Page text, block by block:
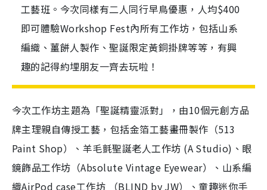
工藝班。今次同樣有二人同行早鳥優惠，人均$400
即可體驗Workshop Fest內所有工作坊，包括山系
編織、薑餅人製作、聖誕限定黃銅掛牌等等，有興
趣的記得約埋朋友一齊去玩啦！
今次工作坊主題為「聖誕精靈派對」，由10個元創方品
牌主理親自傳授工藝，包括金箔工藝畫冊製作（513
Paint Shop）、羊毛氈聖誕老人工作坊 (A Studio)、眼
鏡飾品工作坊（Absolute Vintage Eyewear）、山系編
織AirPod case工作坊 （BLIND by JW）、童趣迷你手